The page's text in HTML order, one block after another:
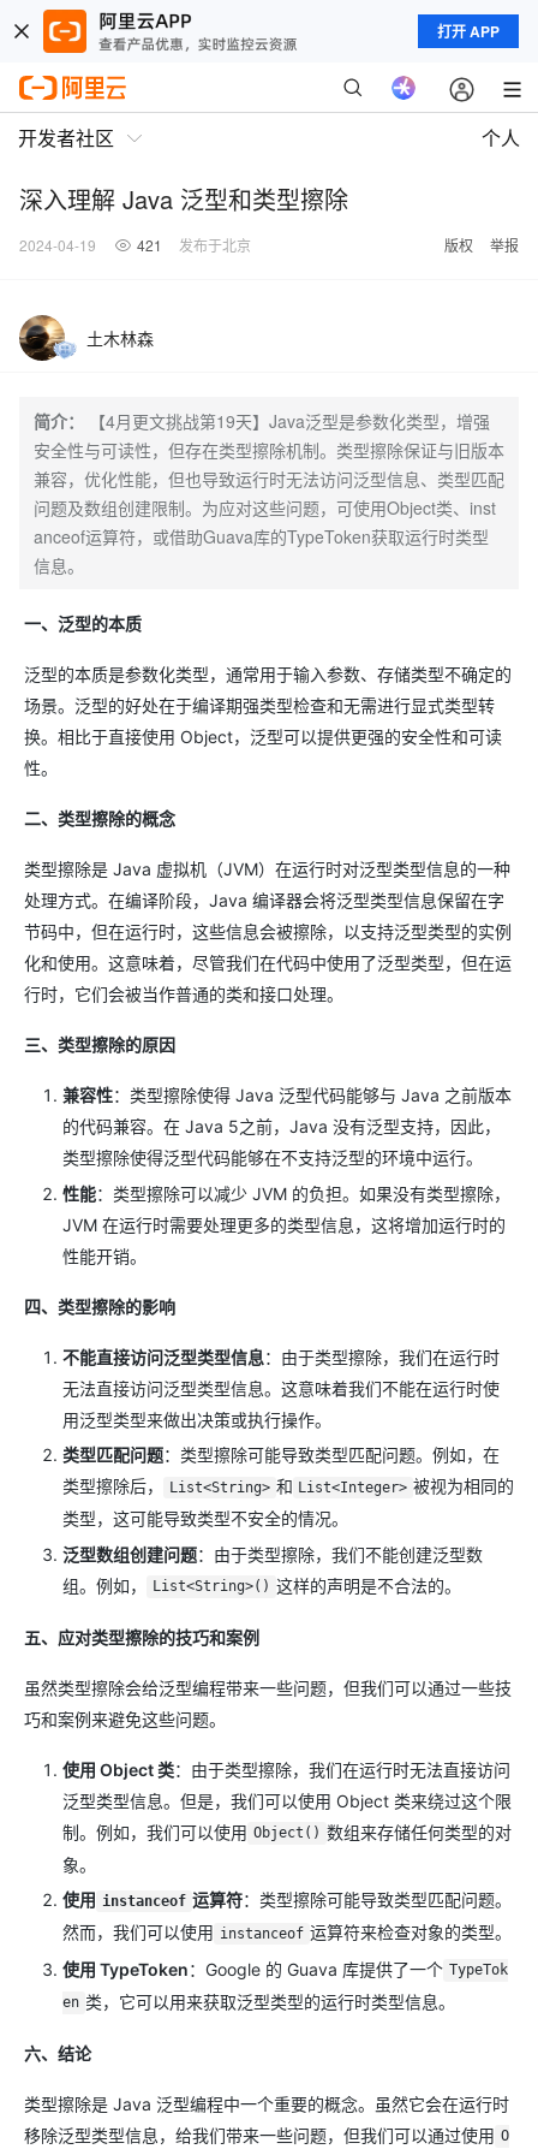
打开 APP
开发者社区 个人
深入理解 Java 泛型和类型擦除
2024-04-19 421 发布于北京 版权 举报
土木林森
简介：
【4月更文挑战第19天】Java泛型是参数化类型，增强
安全性与可读性，但存在类型擦除机制。类型擦除保证与旧版本
兼容，优化性能，但也导致运行时无法访问泛型信息、类型匹配
问题及数组创建限制。为应对这些问题，可使用Object类、inst
anceof运算符，或借助Guava库的TypeToken获取运行时类型
信息。
一、泛型的本质
泛型的本质是参数化类型，通常用于输入参数、存储类型不确定的
场景。泛型的好处在于编译期强类型检查和无需进行显式类型转
换。相比于直接使用 Object，泛型可以提供更强的安全性和可读
性。
二、类型擦除的概念
类型擦除是 Java 虚拟机（JVM）在运行时对泛型类型信息的一种
处理方式。在编译阶段，Java 编译器会将泛型类型信息保留在字
节码中，但在运行时，这些信息会被擦除，以支持泛型类型的实例
化和使用。这意味着，尽管我们在代码中使用了泛型类型，但在运
行时，它们会被当作普通的类和接口处理。
三、类型擦除的原因
兼容性：类型擦除使得 Java 泛型代码能够与 Java 之前版本
的代码兼容。在 Java 5之前，Java 没有泛型支持，因此，
类型擦除使得泛型代码能够在不支持泛型的环境中运行。
性能：类型擦除可以减少 JVM 的负担。如果没有类型擦除，
JVM 在运行时需要处理更多的类型信息，这将增加运行时的
性能开销。
四、类型擦除的影响
不能直接访问泛型类型信息：由于类型擦除，我们在运行时
无法直接访问泛型类型信息。这意味着我们不能在运行时使
用泛型类型来做出决策或执行操作。
类型匹配问题：类型擦除可能导致类型匹配问题。例如，在
类型擦除后，
List<String> 和 List<Integer> 被视为相同的
类型，这可能导致类型不安全的情况。
泛型数组创建问题：由于类型擦除，我们不能创建泛型数
组。例如，
List<String>() 这样的声明是不合法的。
五、应对类型擦除的技巧和案例
虽然类型擦除会给泛型编程带来一些问题，但我们可以通过一些技
巧和案例来避免这些问题。
使用 Object 类：由于类型擦除，我们在运行时无法直接访问
泛型类型信息。但是，我们可以使用 Object 类来绕过这个限
制。例如，我们可以使用 Object() 数组来存储任何类型的对
象。
使用 instanceof 运算符：类型擦除可能导致类型匹配问题。
然而，我们可以使用 instanceof 运算符来检查对象的类型。
使用 TypeToken：Google 的 Guava 库提供了一个 TypeTok
en 类，它可以用来获取泛型类型的运行时类型信息。
六、结论
类型擦除是 Java 泛型编程中一个重要的概念。虽然它会在运行时
移除泛型类型信息，给我们带来一些问题，但我们可以通过使用 O